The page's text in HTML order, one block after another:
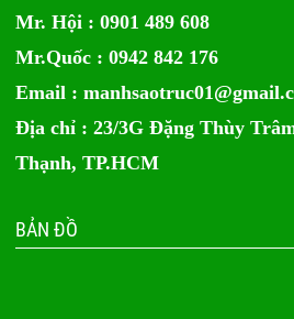
Mr. Hội : 0901 489 608
Mr.Quốc : 0942 842 176
Email :
Địa chỉ : 23/3G Đặng Thùy
Thạnh, TP.HCM
BẢN ĐỒ